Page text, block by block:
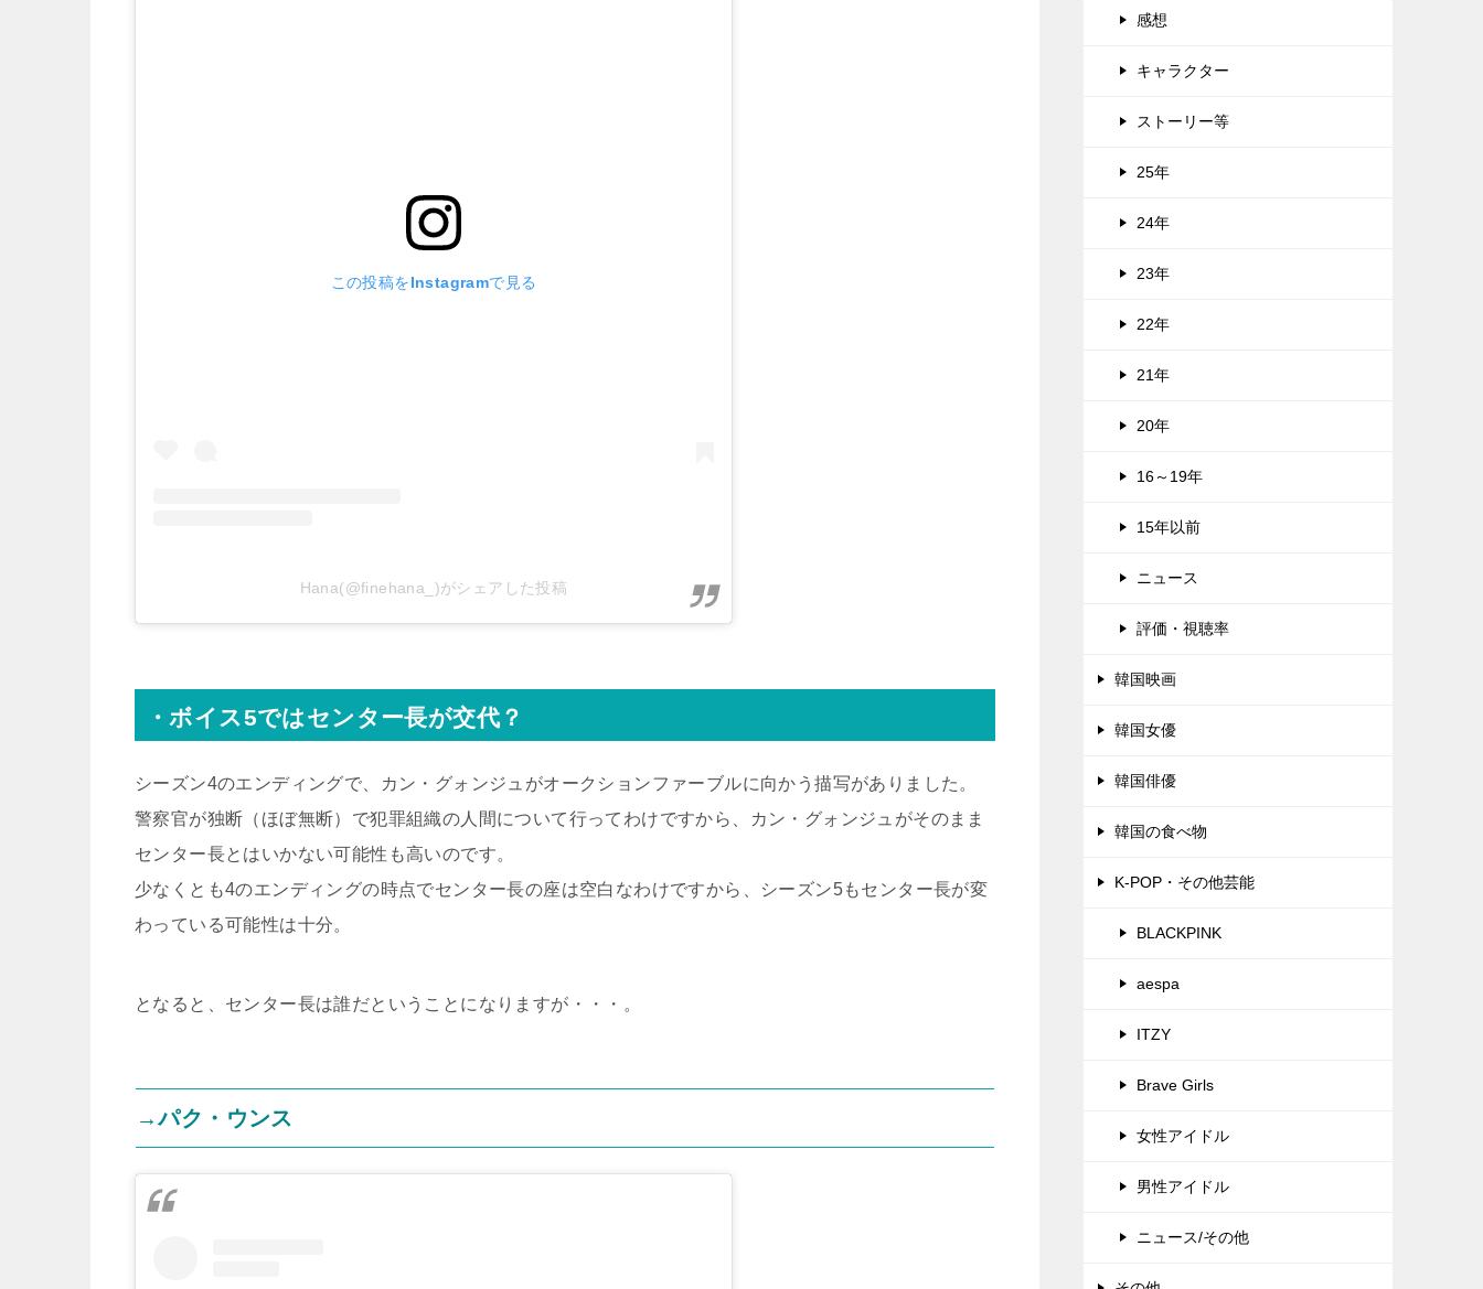
この投稿をInstagramで見る
Hana(@finehana_)がシェアした投稿
・ボイス5ではセンター長が交代？
シーズン4のエンディングで、カン・グォンジュがオークションファーブルに向かう描写がありました。
警察官が独断（ほぼ無断）で犯罪組織の人間について行ってわけですから、カン・グォンジュがそのまま
センター長とはいかない可能性も高いのです。
少なくとも4のエンディングの時点でセンター長の座は空白なわけですから、シーズン5もセンター長が変
わっている可能性は十分。
となると、センター長は誰だということになりますが・・・。
→パク・ウンス
感想
キャラクター
ストーリー等
25年
24年
23年
22年
21年
20年
16～19年
15年以前
ニュース
評価・視聴率
韓国映画
韓国女優
韓国俳優
韓国の食べ物
K-POP・その他芸能
BLACKPINK
aespa
ITZY
Brave Girls
女性アイドル
男性アイドル
ニュース/その他